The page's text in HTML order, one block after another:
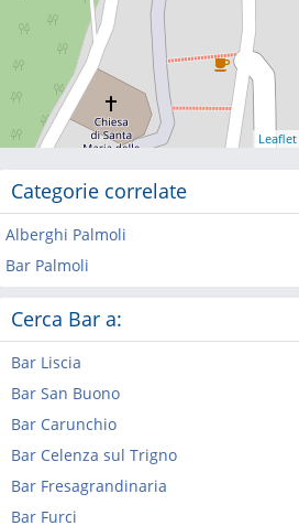
Leaflet
Categorie correlate
Alberghi Palmoli
Bar Palmoli
Cerca Bar a:
Bar Liscia
Bar San Buono
Bar Carunchio
Bar Celenza sul Trigno
Bar Fresagrandinaria
Bar Furci